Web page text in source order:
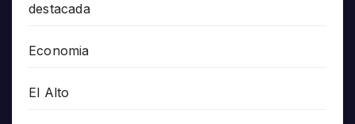
destacada
Economia
El Alto